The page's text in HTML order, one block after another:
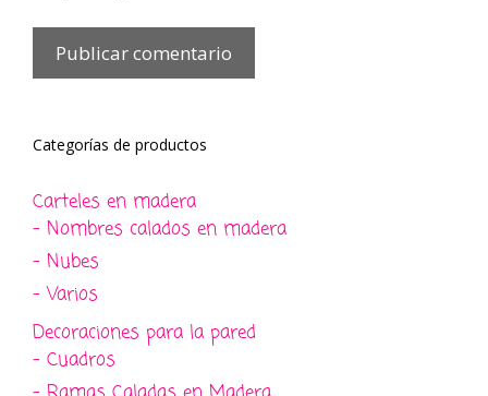
Categorías de productos
Carteles en madera
- Nombres calados en madera
- Nubes
- Varios
Decoraciones para la pared
- Cuadros